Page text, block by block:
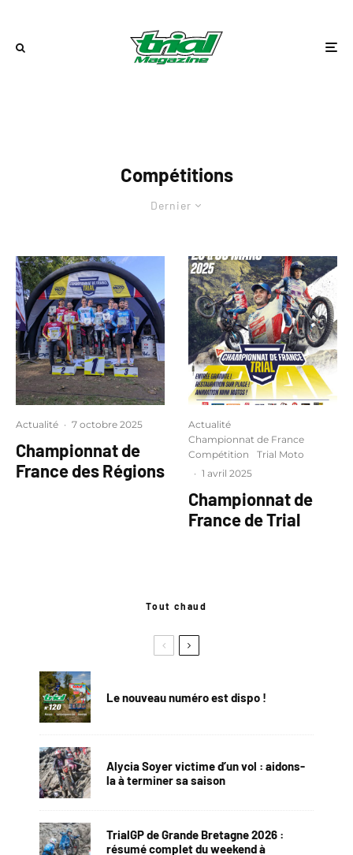
Compétitions
Dernier
Actualité · 7 octobre 2025
Championnat de
France des Régions
Actualité
Championnat de France
Compétition
Trial Moto
· 1 avril 2025
Championnat de
France de Trial
Tout chaud
Le nouveau numéro est dispo !
Alycia Soyer victime d’un vol : aidons-
la à terminer sa saison
TrialGP de Grande Bretagne 2026 :
résumé complet du weekend à